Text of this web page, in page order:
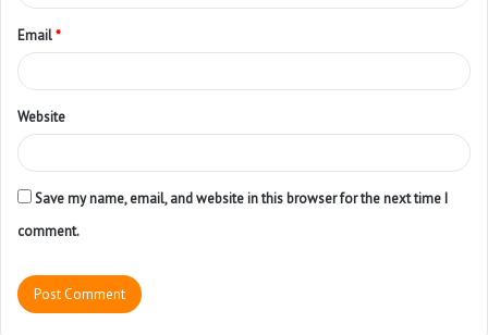
Email*
Website
Save my name, email, and website in this browser for the next time I
comment.